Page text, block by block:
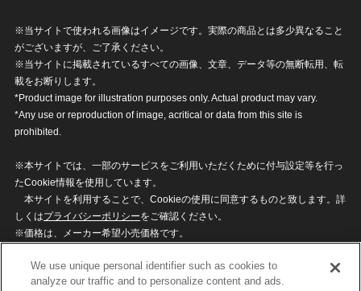
※当サイトで使われる画像はイメージです。実際の商品とは多少異なること
がございますが、ご了承ください。
※当サイトに掲載されているすべての画像、文章、データ等の無断転用、転
載をお断りします。
*Product image for illustration purposes only. Actual product may vary.
*Any use or reproduction of image, acritical or data from this site is
prohibited.
※本サイトでは、一部のサービスをご利用いただくために付与設定等を行っ
たCookie情報を使用しています。
本サイトを利用することで、Cookieの使用に同意するものと致します。詳
しくはプライバシーポリシーをご確認ください。
※価格は、メーカー希望小売価格です。
ざいますのでご了承ください。
We use unique personal identifier such as cookies to
analyze our traffic and to personalize content and ads.